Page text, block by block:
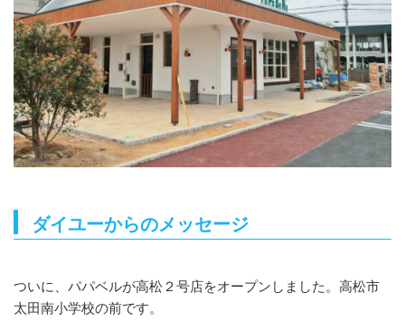
ダイユーからのメッセージ
ついに、パパベルが高松２号店をオープンしました。高松市
太田南小学校の前です。